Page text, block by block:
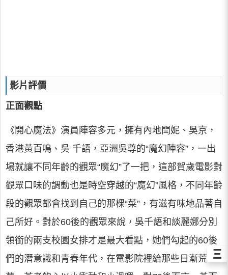
影片評價
正面觀點
《開心魔法》演員陣容多元，擁有內地閆妮、吳京，
香港黃百鳴、吳 千語，亞洲吳尊的“魔幻陣容”，一出
場就讓不同年齡的觀眾“魔幻”了一把，這部賀歲電影對
觀眾口味的調動也是時空穿越的“魔幻”風格，不同年齡
段的觀眾都會找到自己的那棵“菜”，有滋有味地品著自
己所好。對於60後的觀眾來說，吳千語和談麗娜分別
領銜的兩支校園女排才是最大看點，她們勾起的60後
們的潛意識和青春年代，在電影院裡給那些日漸荒
Ξ